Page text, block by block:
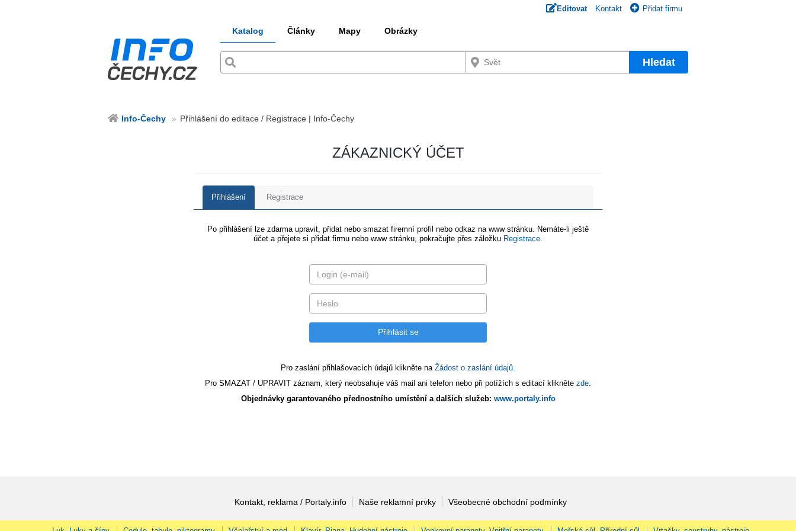
Editovat Kontakt Přidat firmu
Katalog Články Mapy Obrázky
Hledat
Info-Čechy Přihlášení do editace / Registrace | Info-Čechy
ZÁKAZNICKÝ ÚČET
Přihlášení Registrace
Po přihlášení lze zdarma upravit, přidat nebo smazat firemní profil nebo odkaz na www stránku. Nemáte-li ještě
účet a přejete si přidat firmu nebo www stránku, pokračujte přes záložku Registrace
Pro zaslání přihlašovacích údajů klikněte na Žádost o zaslání údajů.
Pro SMAZAT / UPRAVIT záznam, který neobsahuje váš mail ani telefon nebo při potížích s editací klikněte zde
Objednávky garantovaného přednostního umístění a dalších služeb: www.portaly.info
Kontakt, reklama / Portaly.info Naše reklamní prvky Všeobecné obchodní podmínky